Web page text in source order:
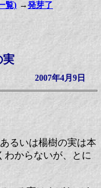
覧) → 発芽了
実
2007年4月9日
るいは楊樹の実は本
わからないが、とに